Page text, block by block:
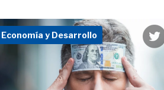
Economía y Desarrollo